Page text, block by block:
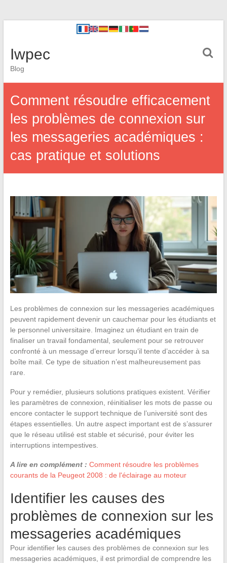
Iwpec
Blog
Comment résoudre efficacement
les problèmes de connexion sur
les messageries académiques :
cas pratique et solutions
Les problèmes de connexion sur les messageries académiques
peuvent rapidement devenir un cauchemar pour les étudiants et
le personnel universitaire. Imaginez un étudiant en train de
finaliser un travail fondamental, seulement pour se retrouver
confronté à un message d’erreur lorsqu’il tente d’accéder à sa
boîte mail. Ce type de situation n’est malheureusement pas
rare.
Pour y remédier, plusieurs solutions pratiques existent. Vérifier
les paramètres de connexion, réinitialiser les mots de passe ou
encore contacter le support technique de l’université sont des
étapes essentielles. Un autre aspect important est de s’assurer
que le réseau utilisé est stable et sécurisé, pour éviter les
interruptions intempestives.
A lire en complément : Comment résoudre les problèmes
courants de la Peugeot 2008 : de l'éclairage au moteur
Identifier les causes des
problèmes de connexion sur les
messageries académiques
Pour identifier les causes des problèmes de connexion sur les
messageries académiques, il est primordial de comprendre les